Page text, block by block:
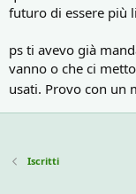
futuro di essere più
ps ti avevo già
vanno o che ci
usati. Provo con un
Iscritti